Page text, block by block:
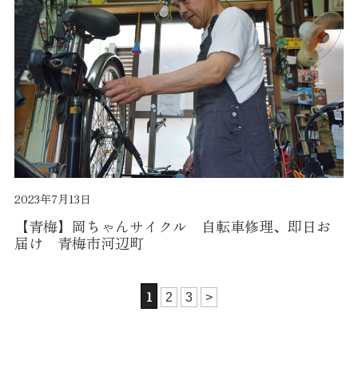
2023年7月13日
【青梅】岡ちゃんサイクル 自転車修理、即日お
届け 青梅市河辺町
1 2 3 >